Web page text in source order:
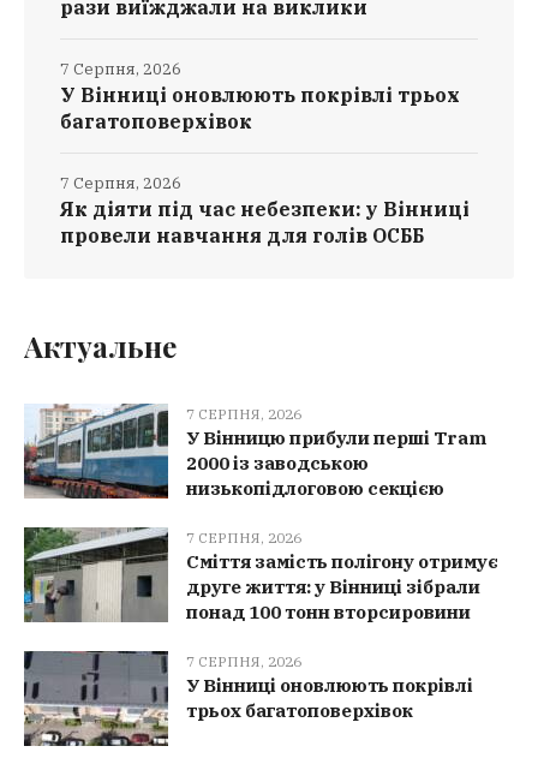
рази виїжджали на виклики
У Вінниці оновлюють покрівлі трьох
багатоповерхівок
7 Серпня, 2026
Як діяти під час небезпеки: у Вінниці
провели навчання для голів ОСББ
7 Серпня, 2026
Актуальне
7 СЕРПНЯ, 2026
У Вінницю прибули перші Tram
2000 із заводською
низькопідлоговою секцією
7 СЕРПНЯ, 2026
Сміття замість полігону отримує
друге життя: у Вінниці зібрали
понад 100 тонн вторсировини
7 СЕРПНЯ, 2026
У Вінниці оновлюють покрівлі
трьох багатоповерхівок